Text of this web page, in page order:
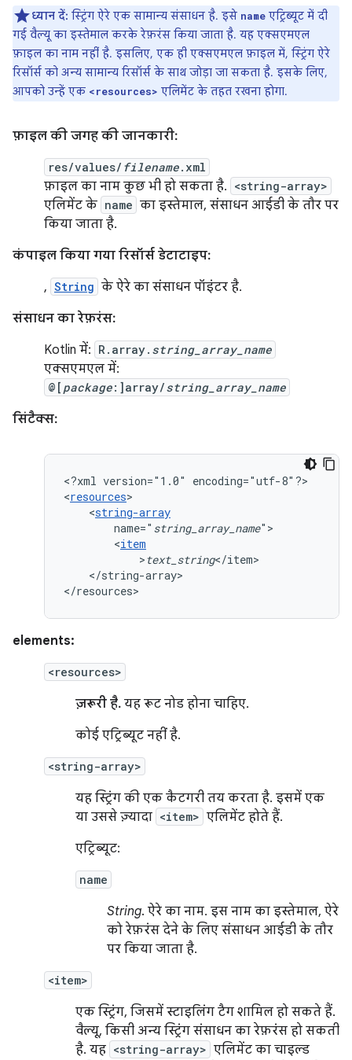
ध्यान दें: स्ट्रिंग ऐरे एक सामान्य संसाधन है. इसे name एट्रिब्यूट में दी
गई वैल्यू का इस्तेमाल करके रेफ़रंस किया जाता है. यह एक्सएमएल
फ़ाइल का नाम नहीं है. इसलिए, एक ही एक्सएमएल फ़ाइल में, स्ट्रिंग ऐरे
रिसॉर्स को अन्य सामान्य रिसॉर्स के साथ जोड़ा जा सकता है. इसके लिए,
आपको उन्हें एक <resources> एलिमेंट के तहत रखना होगा.
फ़ाइल की जगह की जानकारी:
res/values/ filename.xml
फ़ाइल का नाम कुछ भी हो सकता है. <string-array>
एलिमेंट के name का इस्तेमाल, संसाधन आईडी के तौर पर
किया जाता है.
कंपाइल किया गया रिसॉर्स डेटाटाइप:
, String के ऐरे का संसाधन पॉइंटर है.
संसाधन का रेफ़रंस:
Kotlin में: R.array. string_array_name
एक्सएमएल में:
@[ package:]array/string_array_name
सिंटैक्स:
<?xml version="1.0"
encoding="utf-8"?>
<resources
<string-array
name=" string_array_name
<item
>text_string
</string-array>
</resources>
elements:
<resources>
ज़रूरी है. यह रूट नोड होना चाहिए.
कोई एट्रिब्यूट नहीं है.
<string-array>
यह स्ट्रिंग की एक कैटगरी तय करता है. इसमें एक
या उससे ज़्यादा <item> एलिमेंट होते हैं.
एट्रिब्यूट:
name
String. ऐरे का नाम. इस नाम का इस्तेमाल, ऐरे
को रेफ़रंस देने के लिए संसाधन आईडी के तौर
पर किया जाता है.
<item>
एक स्ट्रिंग, जिसमें स्टाइलिंग टैग शामिल हो सकते हैं.
वैल्यू, किसी अन्य स्ट्रिंग संसाधन का रेफ़रंस हो सकती
है. यह <string-array> एलिमेंट का चाइल्ड